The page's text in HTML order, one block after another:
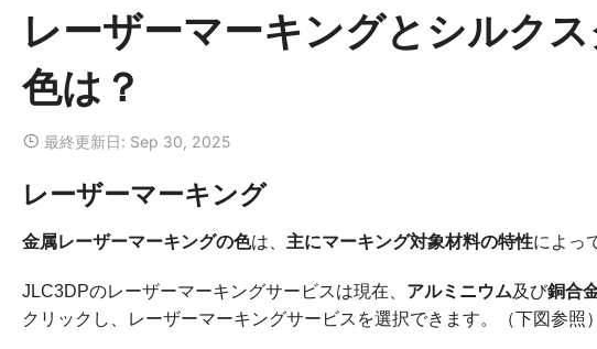
レーザーマーキングとシルク
色は？
最終更新日: Sep 30, 2025
レーザーマーキング
金属レーザーマーキングの色は、 主にマーキング対象材料の特性によっ
JLC3DPのレーザーマーキングサービスは現在、 アルミニウム及び銅合
クリックし、レーザーマーキングサービスを選択できます。（下図参照）